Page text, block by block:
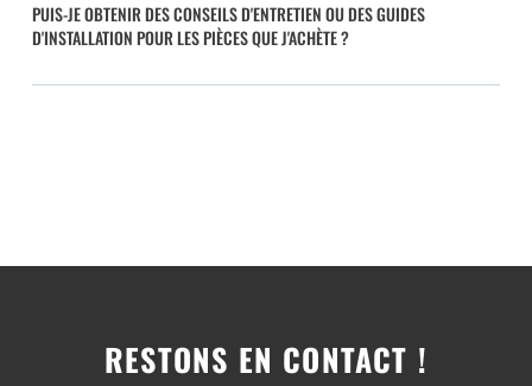
PUIS-JE OBTENIR DES CONSEILS D'ENTRETIEN OU DES GUIDES
D'INSTALLATION POUR LES PIÈCES QUE J'ACHÈTE ?
RESTONS EN CONTACT !